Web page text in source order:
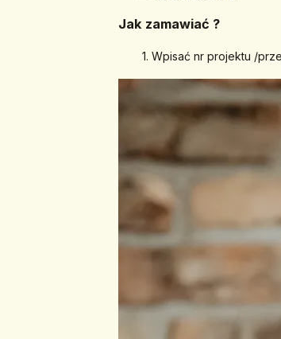
Jak zamawiać ?
Wpisać nr projektu /